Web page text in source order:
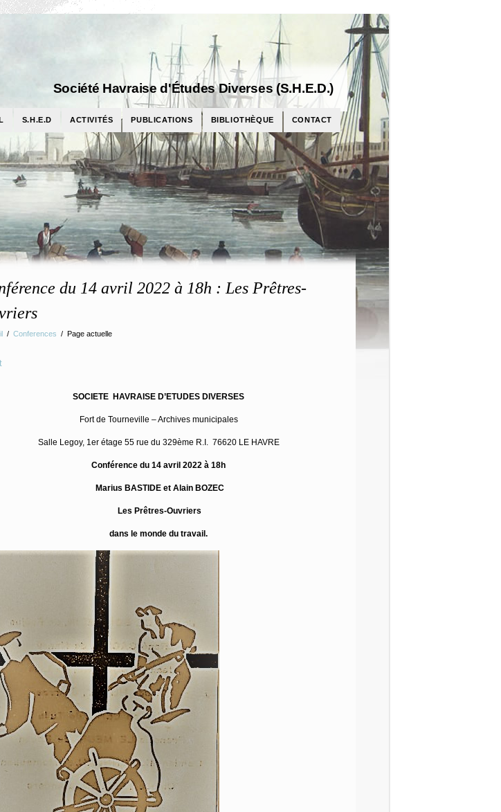
Société Havraise d'Études Diverses (S.H.E.D.)
S.H.E.D ACTIVITÉS PUBLICATIONS BIBLIOTHÈQUE CONTACT
du 14 avril 2022 à 18h : Les Prêtres-
/ Conferences / Page actuelle
SOCIETE HAVRAISE D’ETUDES DIVERSES
Fort de Tourneville – Archives municipales
Salle Legoy, 1er étage 55 rue du 329ème R.I. 76620 LE HAVRE
Conférence du 14 avril 2022 à 18h
Marius BASTIDE et Alain BOZEC
Les Prêtres-Ouvriers
dans le monde du travail.